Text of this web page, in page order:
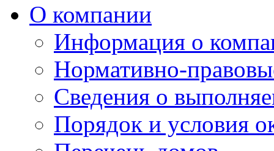
О компании
Информация о
Нормативно-
Сведения о
Порядок и условия